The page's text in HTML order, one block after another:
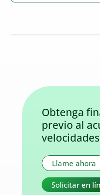
Obtenga
previo al
Llame ahora
Solicitar en